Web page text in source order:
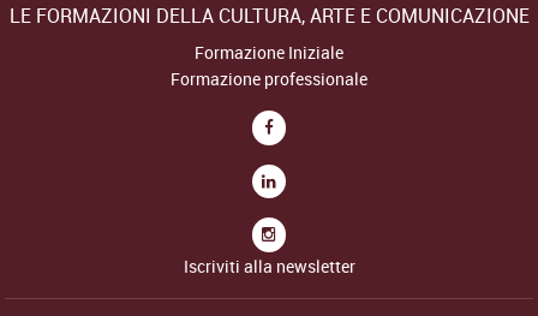
LE FORMAZIONI DELLA CULTURA, ARTE E COMUNICAZIONE
Formazione Iniziale
Formazione professionale
Iscriviti alla newsletter